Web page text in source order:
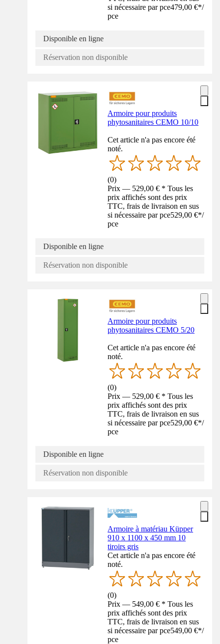
si nécessaire par pce479,00 €*/
pce
Disponible en ligne
Réservation non disponible
Armoire pour produits
phytosanitaires CEMO 10/10
Cet article n'a pas encore été
noté.
(0)
Prix — 529,00 € * Tous les
prix affichés sont des prix
TTC, frais de livraison en sus
si nécessaire par pce529,00 €*/
pce
Disponible en ligne
Réservation non disponible
Armoire pour produits
phytosanitaires CEMO 5/20
Cet article n'a pas encore été
noté.
(0)
Prix — 529,00 € * Tous les
prix affichés sont des prix
TTC, frais de livraison en sus
si nécessaire par pce529,00 €*/
pce
Disponible en ligne
Réservation non disponible
Armoire à matériau Küpper
910 x 1100 x 450 mm 10
tiroirs gris
Cet article n'a pas encore été
noté.
(0)
Prix — 549,00 € * Tous les
prix affichés sont des prix
TTC, frais de livraison en sus
si nécessaire par pce549,00 €*/
pce